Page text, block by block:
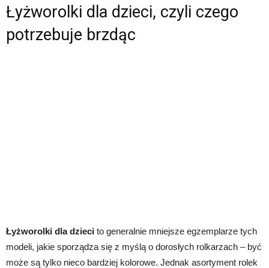
Łyżworolki dla dzieci, czyli czego
potrzebuje brzdąc
Łyżworolki dla dzieci to generalnie mniejsze egzemplarze tych
modeli, jakie sporządza się z myślą o dorosłych rolkarzach – być
może są tylko nieco bardziej kolorowe. Jednak asortyment rolek